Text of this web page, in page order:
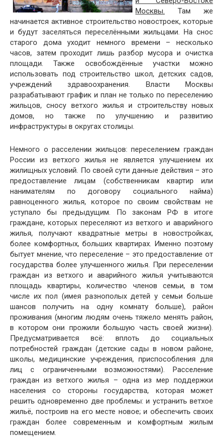
Москвы. Там же
начинается активное строительство новостроек, которые
и будут заселяться переселёнными жильцами. На снос
старого дома уходит немного времени – несколько
часов, затем проходит лишь разбор мусора и очистка
площади. Также освобождённые участки можно
использовать под строительство школ, детских садов,
учреждений здравоохранения. Власти Москвы
разрабатывают график и план не только по переселению
жильцов, сносу ветхого жилья и строительству новых
домов, но также по улучшению и развитию
инфраструктуры в округах столицы.
Немного о расселении жильцов: переселением граждан
России из ветхого жилья не является улучшением их
жилищных условий. По своей сути данные действия – это
предоставление лицам (собственникам квартир или
нанимателям по договору социального найма)
равноценного жилья, которое по своим свойствам не
уступало бы предыдущим. По законам РФ в итоге
граждане, которых переселяют из ветхого и аварийного
жилья, получают квадратные метры в новостройках,
более комфортных, больших квартирах. Именно поэтому
бытует мнение, что переселение – это предоставление от
государства более улучшенного жилья. При переселении
граждан из ветхого и аварийного жилья учитываются
площадь квартиры, количество членов семьи, в том
числе их пол (имея разнополых детей у семьи больше
шансов получить на одну комнату больше), район
проживания (многим людям очень тяжело менять район,
в котором они прожили большую часть своей жизни).
Предусматривается всё: вплоть до социальных
потребностей граждан (детские сады в новом районе,
школы, медицинские учреждения, приспособления для
лиц с ограниченными возможностями). Расселение
граждан из ветхого жилья – одна из мер поддержки
населения со стороны государства, которая может
решить одновременно две проблемы: и устранить ветхое
жильё, построив на его месте новое; и обеспечить своих
граждан более современным и комфортным жилым
помещением.